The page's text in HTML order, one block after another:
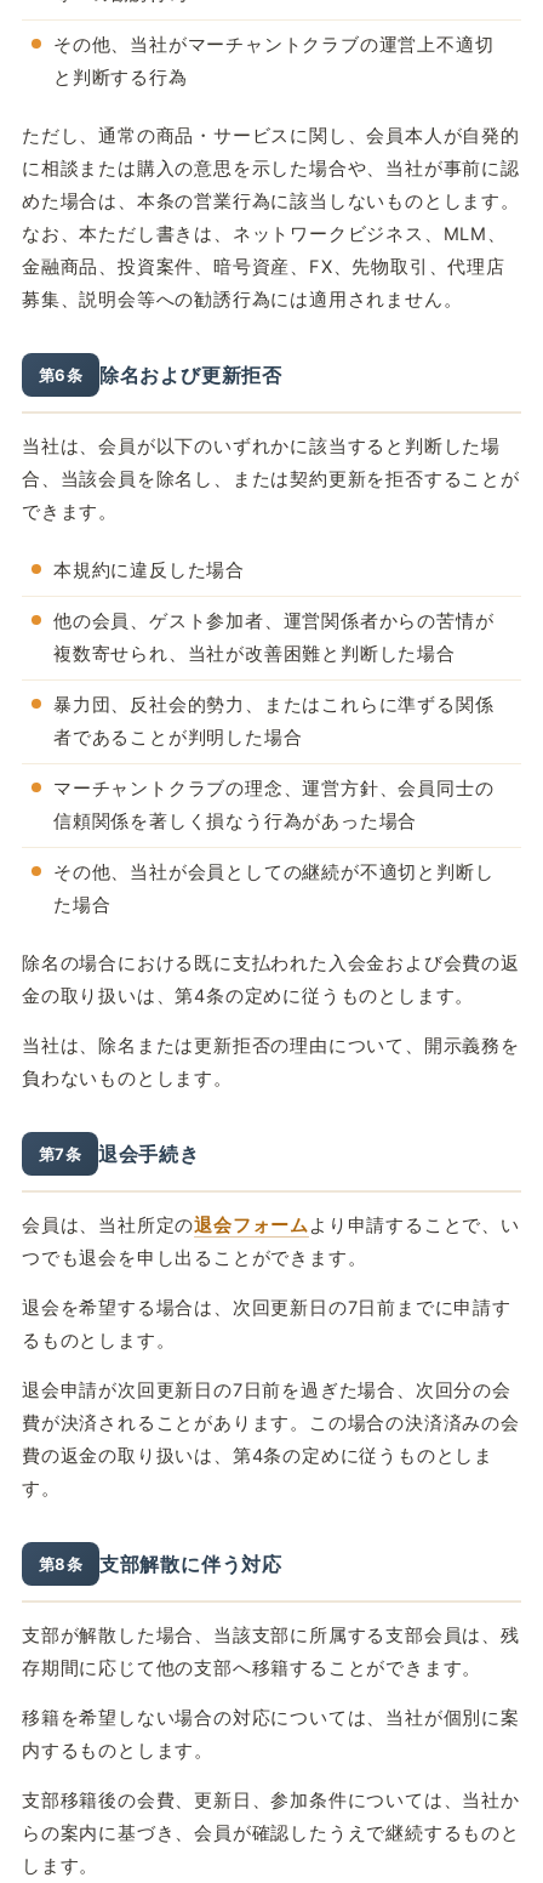
その他、当社がマーチャントクラブの運営上不適切
と判断する行為
ただし、通常の商品・サービスに関し、会員本人が自発的
に相談または購入の意思を示した場合や、当社が事前に認
めた場合は、本条の営業行為に該当しないものとします。
なお、本ただし書きは、ネットワークビジネス、MLM、
金融商品、投資案件、暗号資産、FX、先物取引、代理店
募集、説明会等への勧誘行為には適用されません。
第6条 除名および更新拒否
当社は、会員が以下のいずれかに該当すると判断した場
合、当該会員を除名し、または契約更新を拒否することが
できます。
本規約に違反した場合
他の会員、ゲスト参加者、運営関係者からの苦情が
複数寄せられ、当社が改善困難と判断した場合
暴力団、反社会的勢力、またはこれらに準ずる関係
者であることが判明した場合
マーチャントクラブの理念、運営方針、会員同士の
信頼関係を著しく損なう行為があった場合
その他、当社が会員としての継続が不適切と判断し
た場合
除名の場合における既に支払われた入会金および会費の返
金の取り扱いは、第4条の定めに従うものとします。
当社は、除名または更新拒否の理由について、開示義務を
負わないものとします。
第7条 退会手続き
会員は、当社所定の退会フォームより申請することで、い
つでも退会を申し出ることができます。
退会を希望する場合は、次回更新日の7日前までに申請す
るものとします。
退会申請が次回更新日の7日前を過ぎた場合、次回分の会
費が決済されることがあります。この場合の決済済みの会
費の返金の取り扱いは、第4条の定めに従うものとしま
す。
第8条 支部解散に伴う対応
支部が解散した場合、当該支部に所属する支部会員は、残
存期間に応じて他の支部へ移籍することができます。
移籍を希望しない場合の対応については、当社が個別に案
内するものとします。
支部移籍後の会費、更新日、参加条件については、当社か
らの案内に基づき、会員が確認したうえで継続するものと
します。